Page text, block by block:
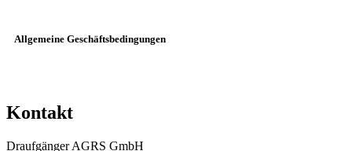
Allgemeine Geschäftsbedingungen
Kontakt
Draufgänger AGRS GmbH